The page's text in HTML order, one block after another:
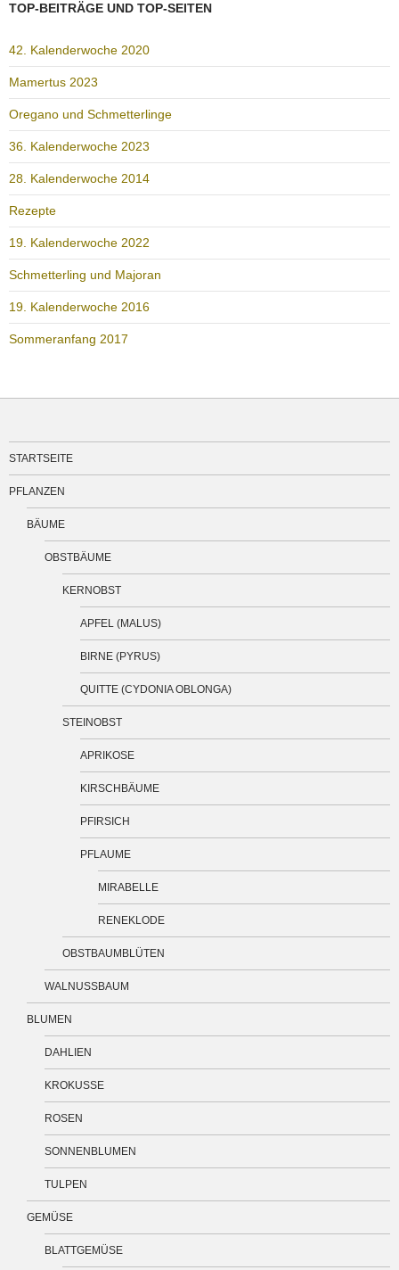
TOP-BEITRÄGE UND TOP-SEITEN
42. Kalenderwoche 2020
Mamertus 2023
Oregano und Schmetterlinge
36. Kalenderwoche 2023
28. Kalenderwoche 2014
Rezepte
19. Kalenderwoche 2022
Schmetterling und Majoran
19. Kalenderwoche 2016
Sommeranfang 2017
STARTSEITE
PFLANZEN
BÄUME
OBSTBÄUME
KERNOBST
APFEL (MALUS)
BIRNE (PYRUS)
QUITTE (CYDONIA OBLONGA)
STEINOBST
APRIKOSE
KIRSCHBÄUME
PFIRSICH
PFLAUME
MIRABELLE
RENEKLODE
OBSTBAUMBLÜTEN
WALNUSSBAUM
BLUMEN
DAHLIEN
KROKUSSE
ROSEN
SONNENBLUMEN
TULPEN
GEMÜSE
BLATTGEMÜSE